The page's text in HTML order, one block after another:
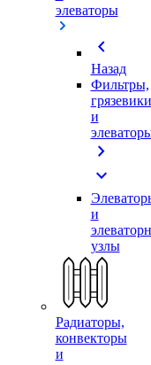
элеваторы
chevron_left
Назад
Фильтры,
грязевики
и
chevron_right
expand_more
и
узлы
Радиаторы,
конвекторы
и